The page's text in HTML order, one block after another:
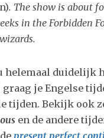
. The show is about
in the Forbidden
helemaal duidelijk
je Engelse
tijden. Bekijk ook
en de andere
present perfect